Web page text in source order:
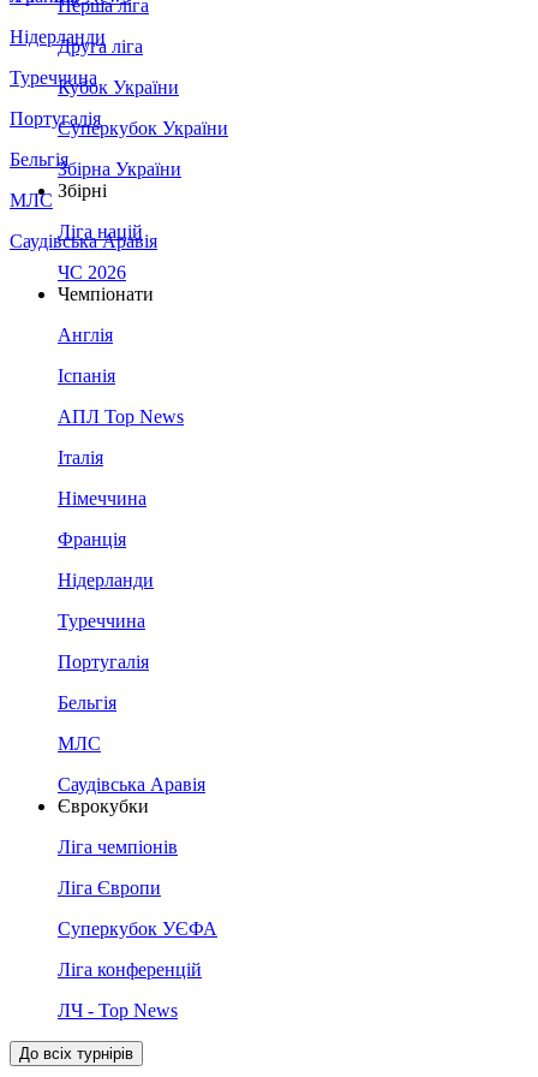
Нідерланди
Туреччина
Португалія
Бельгія
МЛС
Саудівська Аравія
Перша ліга
Друга ліга
Кубок України
Суперкубок України
Збірна України
Збірні
Ліга націй
ЧС 2026
Чемпіонати
Англія
Іспанія
АПЛ Top News
Італія
Німеччина
Франція
Нідерланди
Туреччина
Португалія
Бельгія
МЛС
Саудівська Аравія
Єврокубки
Ліга чемпіонів
Ліга Європи
Суперкубок УЄФА
Ліга конференцій
ЛЧ - Top News
До всіх турнірів